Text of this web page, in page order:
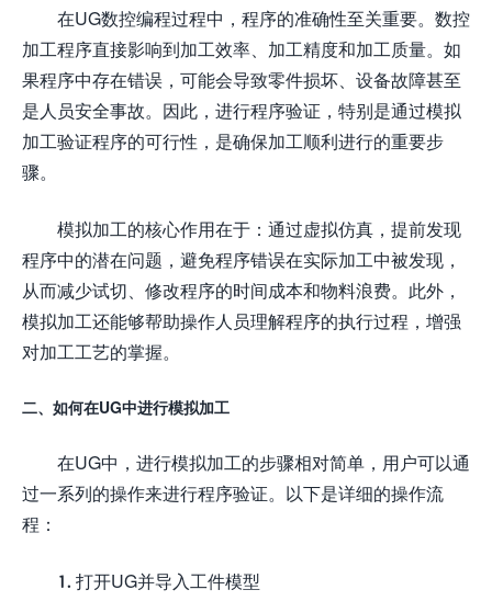
在UG数控编程过程中，程序的准确性至关重要。数控
加工程序直接影响到加工效率、加工精度和加工质量。如
果程序中存在错误，可能会导致零件损坏、设备故障甚至
是人员安全事故。因此，进行程序验证，特别是通过模拟
加工验证程序的可行性，是确保加工顺利进行的重要步
骤。
模拟加工的核心作用在于：通过虚拟仿真，提前发现
程序中的潜在问题，避免程序错误在实际加工中被发现，
从而减少试切、修改程序的时间成本和物料浪费。此外，
模拟加工还能够帮助操作人员理解程序的执行过程，增强
对加工工艺的掌握。
二、如何在UG中进行模拟加工
在UG中，进行模拟加工的步骤相对简单，用户可以通
过一系列的操作来进行程序验证。以下是详细的操作流
程：
1. 打开UG并导入工件模型